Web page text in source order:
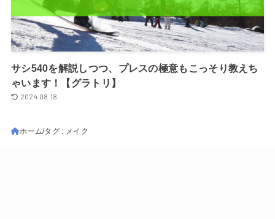
サシ540を解説しつつ、プレスの極意もこっそり教えち
ゃいます！【グラトリ】
2024.08.18
ホーム タグ : メイク